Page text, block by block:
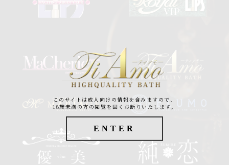
このサイトは成人向けの情報を含みますので、
18歳未満の方の閲覧を固くお断りいたします。
ENTER